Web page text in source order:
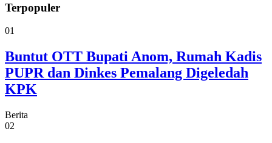
Terpopuler
01
Buntut OTT Bupati Anom, Rumah Kadis
PUPR dan Dinkes Pemalang Digeledah
KPK
Berita
02